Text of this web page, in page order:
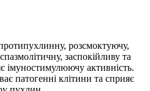
розсмоктуючу,
заспокійливу та
імуностимулюючу активність.
патогенні клітини та сприяє